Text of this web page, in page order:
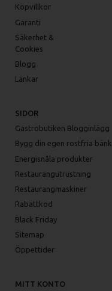
Köpvillkor
Garanti
Säkerhet &
Cookies
Blogg
Länkar
SIDOR
Gastrobutiken Blogginlägg
Bygg din egen rostfria bänk
Energisnåla produkter
Restaurangutrustning
Restaurangmaskiner
Rabattkod
Black Friday
Sitemap
Öppettider
MITT KONTO